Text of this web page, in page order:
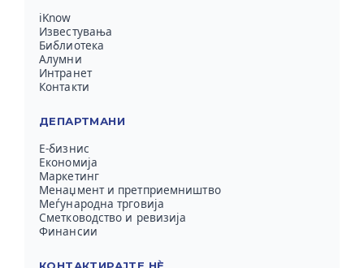
iKnow
Известувања
Библиотека
Алумни
Интранет
Контакти
ДЕПАРТМАНИ
Е-бизнис
Економија
Маркетинг
Менаџмент и претприемништво
Меѓународна трговија
Сметководство и ревизија
Финансии
КОНТАКТИРАЈТЕ НЀ